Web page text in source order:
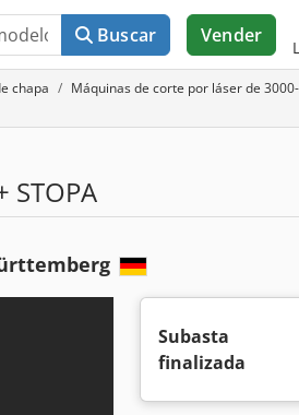
Buscar Vender
chapa
Máquinas de corte por láser de
Subasta
finalizada